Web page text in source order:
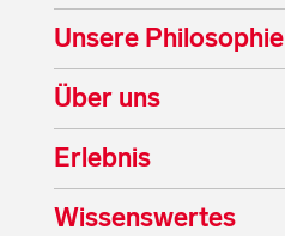
Unsere Philosophie
Über uns
Erlebnis
Wissenswertes